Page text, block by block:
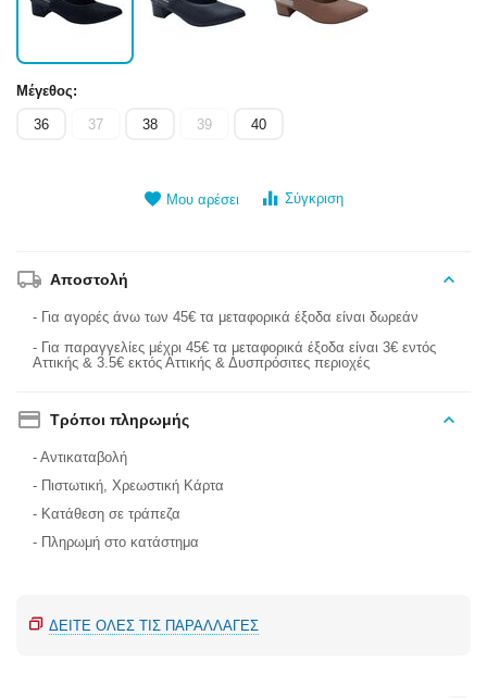
Μέγεθος:
36 37 38 39 40
Μου αρέσει Σύγκριση
Αποστολή
- Για αγορές άνω των 45€ τα μεταφορικά έξοδα είναι δωρεάν
- Για παραγγελίες μέχρι 45€ τα μεταφορικά έξοδα είναι 3€ εντός
Αττικής & 3.5€ εκτός Αττικής & Δυσπρόσιτες περιοχές
Τρόποι πληρωμής
- Αντικαταβολή
- Πιστωτική, Χρεωστική Κάρτα
- Κατάθεση σε τράπεζα
- Πληρωμή στο κατάστημα
ΔΕΊΤΕ ΌΛΕΣ ΤΙΣ ΠΑΡΑΛΛΑΓΈΣ